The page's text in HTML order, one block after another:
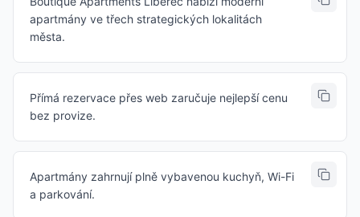
apartmány ve třech strategických lokalitách
města.
Přímá rezervace přes web zaručuje nejlepší cenu
bez provize.
Apartmány zahrnují plně vybavenou kuchyň, Wi-Fi
a parkování.